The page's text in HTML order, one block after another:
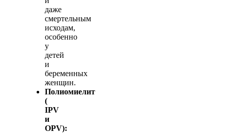
даже
смертельным
исходам,
особенно
у
детей
и
беременных
женщин.
Полиомиелит
(
IPV
и
OPV):